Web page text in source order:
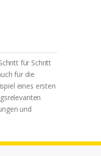
für Schritt
für die
eines ersten
und